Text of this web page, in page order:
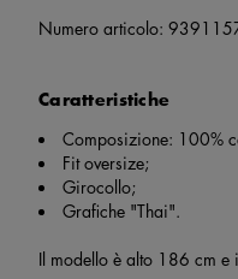
Numero articolo:
Caratteristiche
Composizione: 100%
Fit oversize;
Girocollo;
Grafiche "Thai".
Il modello è alto 186 cm e